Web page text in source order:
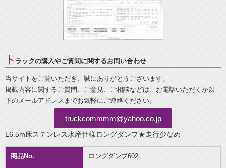
ト ラックの購入やご質問に関するお問い合わせ
当サイトをご覧いただき、誠にありがとうございます。
掲載内容に関するご質問、ご意見、ご相談などは、お電話いただくか以
下のメールアドレスまでお気軽にご連絡ください。
truckcommmm@yahoo.co.jp
L6.5m床ステンレス水産仕様ロングダンプ★走行少なめ
商品No. ロングダンプ602